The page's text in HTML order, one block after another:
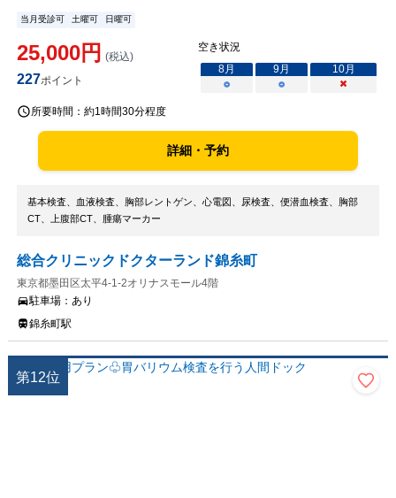
当月受診可 土曜可 日曜可
25,000円 (税込)
227ポイント
空き状況
8月 9月 10月
○
○ ×
所要時間： 約1時間30分程度
詳細・予約
基本検査、血液検査、胸部レントゲン、心電図、尿検査、便潜血検査、胸部
CT、上腹部CT、腫瘍マーカー
総合クリニックドクターランド錦糸町
東京都墨田区太平4-1-2オリナスモール4階
駐車場： あり
錦糸町駅
第12位